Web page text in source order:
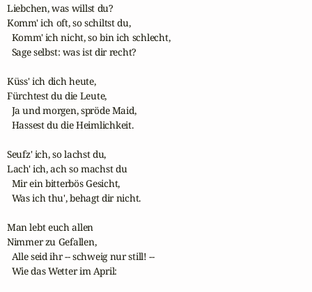
Liebchen, was willst du?
Komm' ich oft, so schiltst du,
  Komm' ich nicht, so bin ich schlecht,
  Sage selbst: was ist dir recht?
Küss' ich dich heute,
Fürchtest du die Leute,
  Ja und morgen, spröde Maid,
  Hassest du die Heimlichkeit.
Seufz' ich, so lachst du,
Lach' ich, ach so machst du
  Mir ein bitterbös Gesicht,
  Was ich thu', behagt dir nicht.
Man lebt euch allen
Nimmer zu Gefallen,
  Alle seid ihr -- schweig nur still! --
  Wie das Wetter im April: